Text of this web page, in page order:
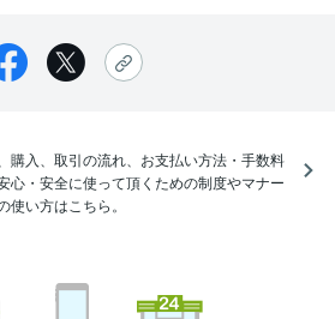
購入、取引の流れ、お支払い方法・手数料
心・安全に使って頂くための制度やマナー
使い方はこちら。